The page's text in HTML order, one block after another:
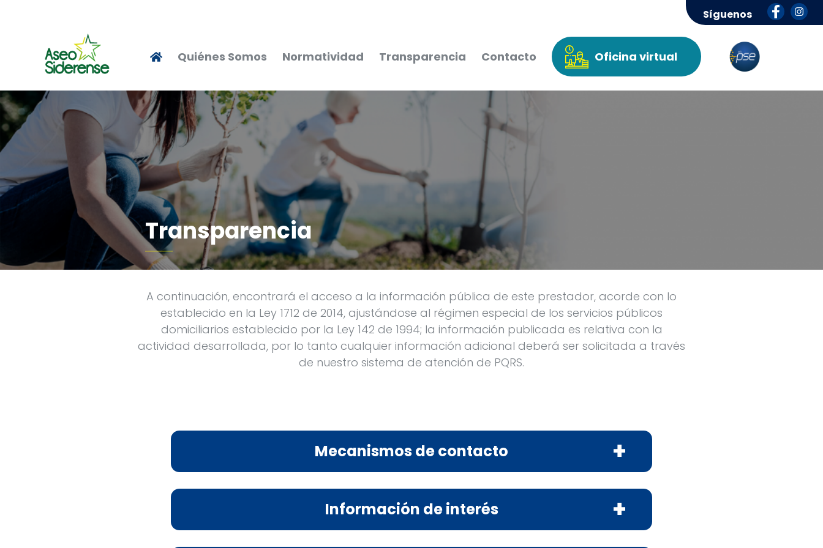
Síguenos
Quiénes Somos Normatividad Transparencia Contacto Oficina virtual
Transparencia
A continuación, encontrará el acceso a la información pública de este prestador, acorde con lo
establecido en la Ley 1712 de 2014, ajustándose al régimen especial de los servicios públicos
domiciliarios establecido por la Ley 142 de 1994; la información publicada es relativa con la
actividad desarrollada, por lo tanto cualquier información adicional deberá ser solicitada a través
de nuestro sistema de atención de PQRS.
Mecanismos de contacto
Información de interés